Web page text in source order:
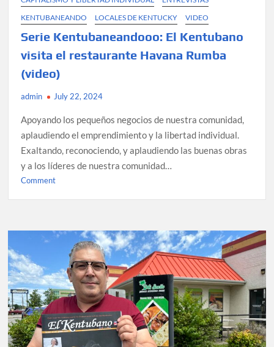
KENTUBANEANDO
LOCALES DE KENTUCKY VIDEO
Serie Kentubaneandooo: ​⁠​⁠​⁠​⁠El Kentubano
visita el restaurante Havana Rumba
(video)
admin July 22, 2024
Apoyando los pequeños negocios de nuestra comunidad,
aplaudiendo el emprendimiento y la libertad individual.
Exaltando, reconociendo, y aplaudiendo las buenas obras
y a los líderes de nuestra comunidad…
Commenton
⁠El
Kentubano
visita
el
restaurante
Havana
Rumba
(video)